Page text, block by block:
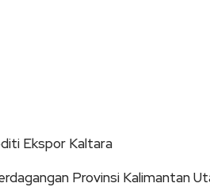
Ekspor Kaltara
Provinsi Kalimantan